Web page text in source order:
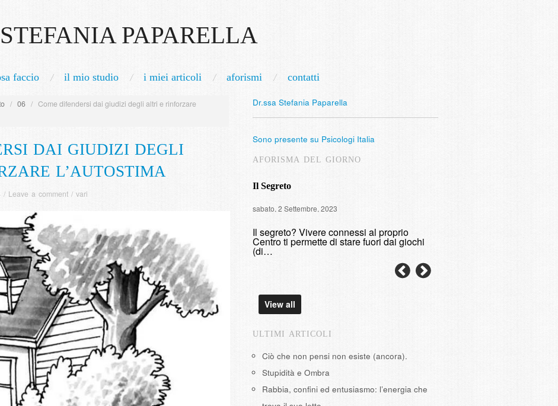
PAPARELLA
faccio il mio studio i miei articoli aforismi contatti
/ 06 / Come difendersi dai giudizi degli altri e rinforzare
DAI GIUDIZI DEGLI
L’AUTOSTIMA
/ Leave a comment / vari
Dr.ssa Stefania Paparella
Sono presente su Psicologi Italia
AFORISMA DEL GIORNO
Il Segreto
sabato, 2 Settembre, 2023
Il segreto? Vivere connessi al proprio
Centro ti permette di stare fuori dai giochi
(di…
View all
ULTIMI ARTICOLI
Ciò che non pensi non esiste (ancora).
Stupidità e Ombra
Rabbia, confini ed entusiasmo: l’energia che